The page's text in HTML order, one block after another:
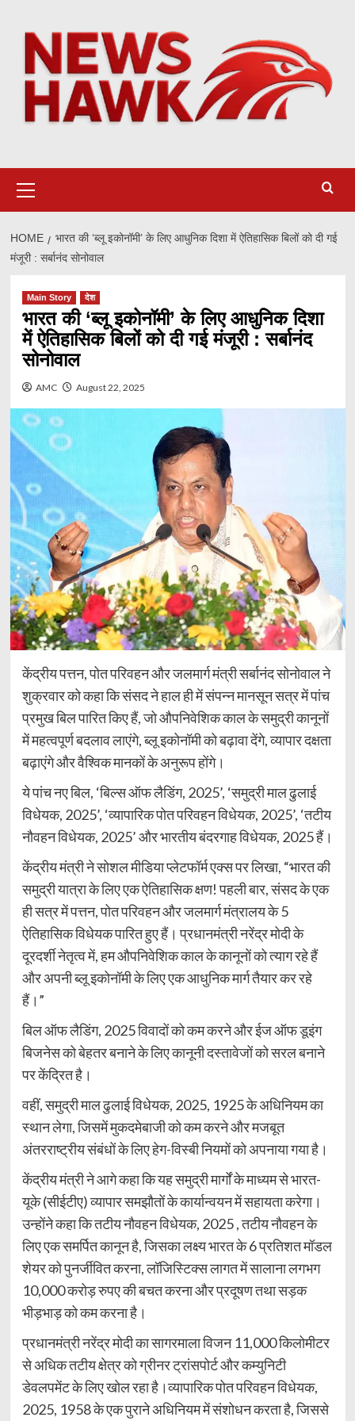
content
Menu
HOME
भारत की ‘ब्लू इकोनॉमी’ के लिए आधुनिक दिशा में ऐतिहासिक बिलों को दी गई
मंजूरी : सर्बानंद सोनोवाल
Main Story देश
भारत की ‘ब्लू इकोनॉमी’ के लिए आधुनिक दिशा
में ऐतिहासिक बिलों को दी गई मंजूरी : सर्बानंद
सोनोवाल
AMC August 22, 2025
केंद्रीय पत्तन, पोत परिवहन और जलमार्ग मंत्री सर्बानंद सोनोवाल ने
शुक्रवार को कहा कि संसद ने हाल ही में संपन्न मानसून सत्र में पांच
प्रमुख बिल पारित किए हैं, जो औपनिवेशिक काल के समुद्री कानूनों
में महत्वपूर्ण बदलाव लाएंगे, ब्लू इकोनॉमी को बढ़ावा देंगे, व्यापार दक्षता
बढ़ाएंगे और वैश्विक मानकों के अनुरूप होंगे।
ये पांच नए बिल, ‘बिल्स ऑफ लैडिंग, 2025’, ‘समुद्री माल ढुलाई
विधेयक, 2025’, ‘व्यापारिक पोत परिवहन विधेयक, 2025’, ‘तटीय
नौवहन विधेयक, 2025’ और भारतीय बंदरगाह विधेयक, 2025 हैं।
केंद्रीय मंत्री ने सोशल मीडिया प्लेटफॉर्म एक्स पर लिखा, “भारत की
समुद्री यात्रा के लिए एक ऐतिहासिक क्षण! पहली बार, संसद के एक
ही सत्र में पत्तन, पोत परिवहन और जलमार्ग मंत्रालय के 5
ऐतिहासिक विधेयक पारित हुए हैं। प्रधानमंत्री नरेंद्र मोदी के
दूरदर्शी नेतृत्व में, हम औपनिवेशिक काल के कानूनों को त्याग रहे हैं
और अपनी ब्लू इकोनॉमी के लिए एक आधुनिक मार्ग तैयार कर रहे
हैं।”
बिल ऑफ लैडिंग, 2025 विवादों को कम करने और ईज ऑफ डूइंग
बिजनेस को बेहतर बनाने के लिए कानूनी दस्तावेजों को सरल बनाने
पर केंद्रित है।
वहीं, समुद्री माल ढुलाई विधेयक, 2025, 1925 के अधिनियम का
स्थान लेगा, जिसमें मुकदमेबाजी को कम करने और मजबूत
अंतरराष्ट्रीय संबंधों के लिए हेग-विस्बी नियमों को अपनाया गया है।
केंद्रीय मंत्री ने आगे कहा कि यह समुद्री मार्गों के माध्यम से भारत-
यूके (सीईटीए) व्यापार समझौतों के कार्यान्वयन में सहायता करेगा।
उन्होंने कहा कि तटीय नौवहन विधेयक, 2025 , तटीय नौवहन के
लिए एक समर्पित कानून है, जिसका लक्ष्य भारत के 6 प्रतिशत मॉडल
शेयर को पुनर्जीवित करना, लॉजिस्टिक्स लागत में सालाना लगभग
10,000 करोड़ रुपए की बचत करना और प्रदूषण तथा सड़क
भीड़भाड़ को कम करना है।
प्रधानमंत्री नरेंद्र मोदी का सागरमाला विजन 11,000 किलोमीटर
से अधिक तटीय क्षेत्र को ग्रीनर ट्रांसपोर्ट और कम्युनिटी
डेवलपमेंट के लिए खोल रहा है।व्यापारिक पोत परिवहन विधेयक,
2025, 1958 के एक पुराने अधिनियम में संशोधन करता है, जिससे